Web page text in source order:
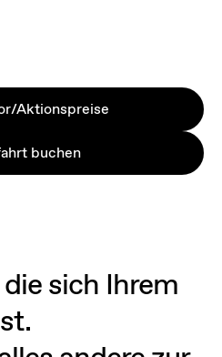
Aktionspreise
buchen
sich Ihrem